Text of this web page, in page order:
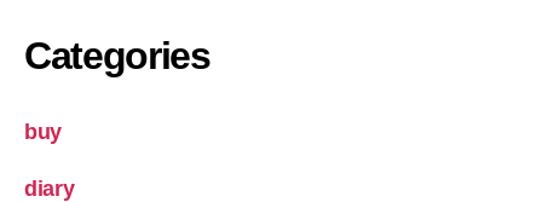
Categories
buy
diary